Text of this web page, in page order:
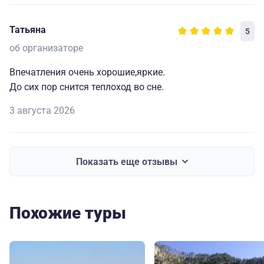
Татьяна 5
об организаторе
Впечатления очень хорошие,яркие.
До сих пор снится теплоход во сне.
3 августа 2026
Показать еще отзывы
Похожие туры